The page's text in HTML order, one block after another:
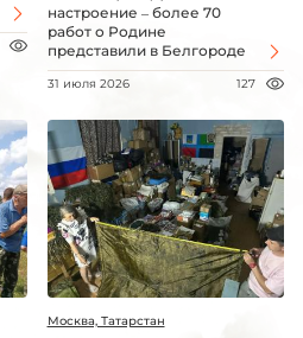
настроение – более 70
работ о Родине
представили в Белгороде
31 июля 2026 127
Москва, Татарстан